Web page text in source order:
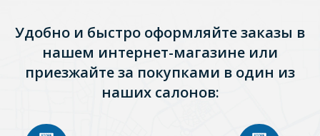
Удобно и быстро оформляйте заказы в
нашем интернет-магазине или
приезжайте за покупками в один из
наших салонов: